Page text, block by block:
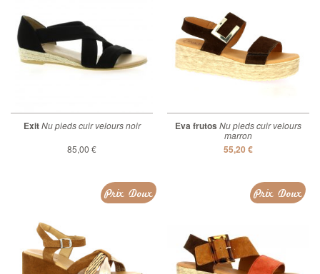
ExitNu pieds cuir velours noir
85,00 €
Eva frutos Nu pieds cuir velours
marron
55,20 €
Prix Doux Prix Doux